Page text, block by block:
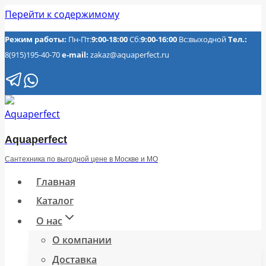
Перейти к содержимому
Режим работы: Пн-Пт:9:00-18:00Сб:9:00-16:00 Вс:выходнойТел.:
8(915)195-40-70e-mail: zakaz@aquaperfect.ru
Aquaperfect
Сантехника по выгодной цене в Москве и МО
Главная
Каталог
О нас
О компании
Доставка